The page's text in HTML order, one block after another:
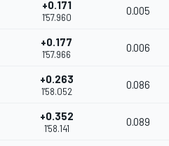
+0.171
1'57.960
0.005
+0.177
1'57.966
0.006
+0.263
1'58.052
0.086
+0.352
1'58.141
0.089